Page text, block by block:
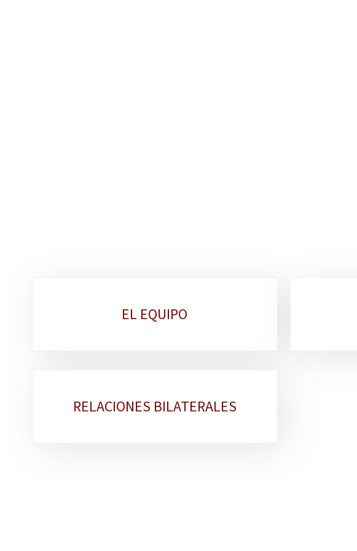
EL EQUIPO
RELACIONES BILATERALES